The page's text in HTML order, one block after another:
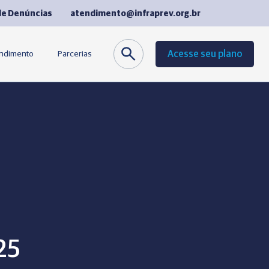
Denúncias atendimento@infraprev.org.br
Parcerias Acesse seu plano